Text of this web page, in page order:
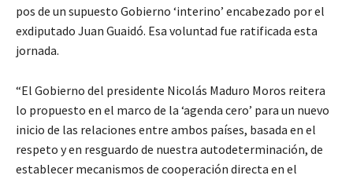
pos de un supuesto Gobierno ‘interino’ encabezado por el
exdiputado Juan Guaidó. Esa voluntad fue ratificada esta
jornada.
“El Gobierno del presidente Nicolás Maduro Moros reitera
lo propuesto en el marco de la ‘agenda cero’ para un nuevo
inicio de las relaciones entre ambos países, basada en el
respeto y en resguardo de nuestra autodeterminación, de
establecer mecanismos de cooperación directa en el